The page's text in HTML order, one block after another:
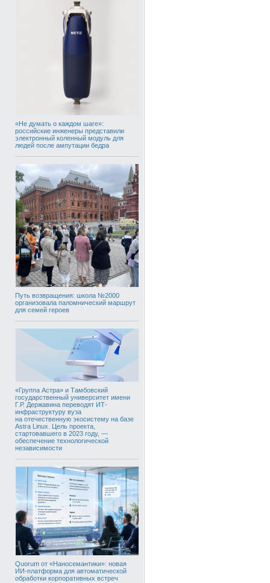
«Не думать о каждом шаге»:
российские инженеры представили
электронный коленный модуль для
людей после ампутации бедра
Путь возвращения: школа №2000
организовала паломнический маршрут
для семей героев
«Группа Астра» и Тамбовский
государственный университет имени
Г.Р. Державина переводят ИТ-
инфраструктуру вуза
на отечественную экосистему на базе
Astra Linux. Цель проекта,
стартовавшего в 2023 году, —
обеспечение технологической
независимости
Quorum от «Наносемантики»: новая
ИИ-платформа для автоматической
обработки корпоративных встреч